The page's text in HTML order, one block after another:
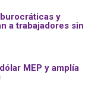
y
a trabajadores sin
MEP y amplía